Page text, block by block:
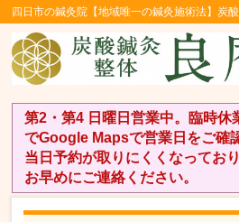
四日市の鍼灸院【地域唯一の鍼灸施術法】炭
第2・第4 日曜日営業中。臨時休
でGoogle Mapsで営業日をご確
当日予約が取りにくくなってお
お早めにご連絡ください。